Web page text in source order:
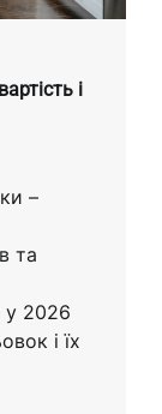
і
–
та
у 2026
і їх